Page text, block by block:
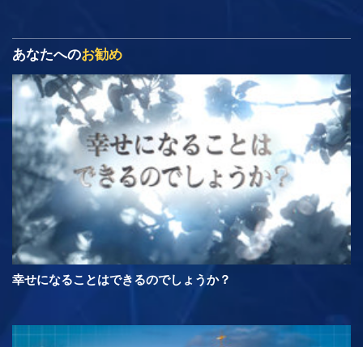
あなたへのお勧め
幸せになることはできるのでしょうか？